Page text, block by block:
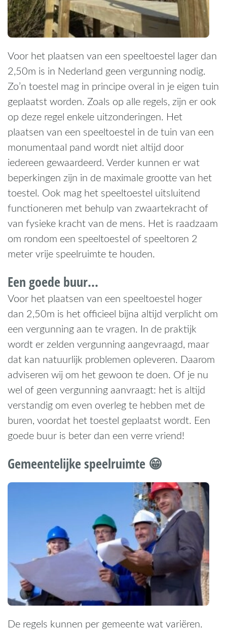
Voor het plaatsen van een speeltoestel lager dan
2,50m is in Nederland geen vergunning nodig.
Zo’n toestel mag in principe overal in je eigen tuin
geplaatst worden. Zoals op alle regels, zijn er ook
op deze regel enkele uitzonderingen. Het
plaatsen van een speeltoestel in de tuin van een
monumentaal pand wordt niet altijd door
iedereen gewaardeerd. Verder kunnen er wat
beperkingen zijn in de maximale grootte van het
toestel. Ook mag het speeltoestel uitsluitend
functioneren met behulp van zwaartekracht of
van fysieke kracht van de mens. Het is raadzaam
om rondom een speeltoestel of speeltoren 2
meter vrije speelruimte te houden.
Een goede buur…
Voor het plaatsen van een speeltoestel hoger
dan 2,50m is het officieel bijna altijd verplicht om
een vergunning aan te vragen. In de praktijk
wordt er zelden vergunning aangevraagd, maar
dat kan natuurlijk problemen opleveren. Daarom
adviseren wij om het gewoon te doen. Of je nu
wel of geen vergunning aanvraagt: het is altijd
verstandig om even overleg te hebben met de
buren, voordat het toestel geplaatst wordt. Een
goede buur is beter dan een verre vriend!
Gemeentelijke speelruimte 😁
De regels kunnen per gemeente wat variëren.